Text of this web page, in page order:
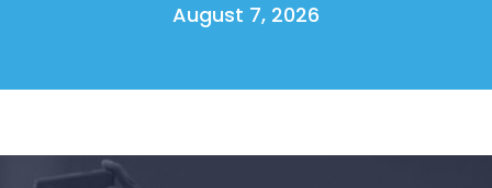
Shop
August 7, 2026